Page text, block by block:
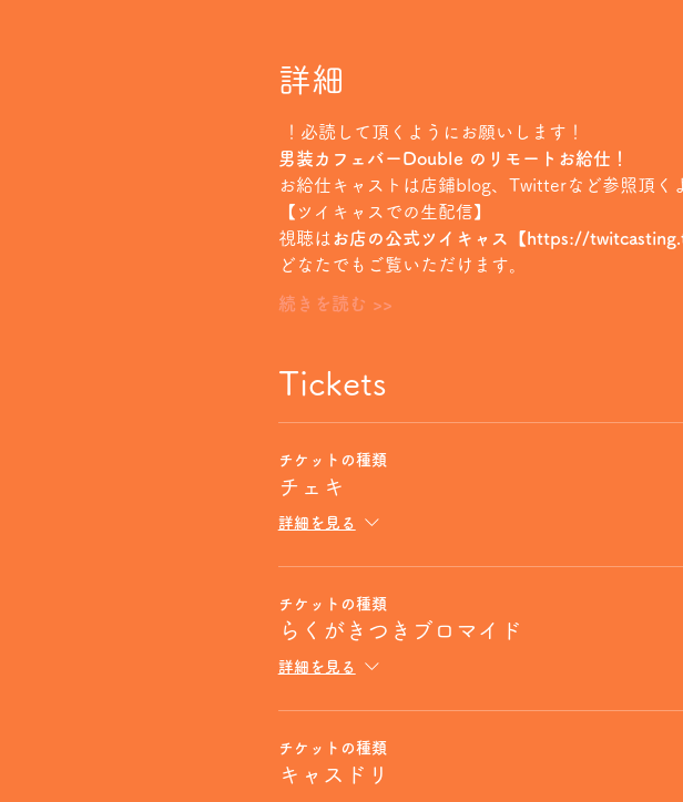
詳細
！必読して頂くようにお願いします！
男装カフェバーDouble のリモートお給仕！
お給仕キャストは店鋪blog、Twitterなど参照頂く
【ツイキャスでの生配信】
視聴は お店の公式ツイキャス【https://
どなたでもご覧いただけます。
続きを読む >>
Tickets
チケットの種類
チェキ
詳細を見る
チケットの種類
らくがきつきブロマイド
詳細を見る
チケットの種類
キャスドリ